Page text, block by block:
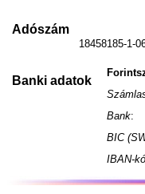
Adószám
18458185-1-
Banki adatok
Bank:
BIC
IBAN-